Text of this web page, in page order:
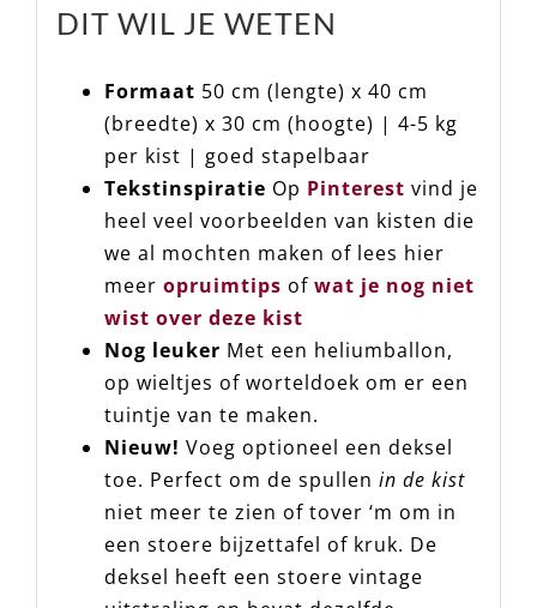
DIT WIL JE WETEN
Formaat50 cm (lengte) x 40 cm
(breedte) x 30 cm (hoogte) | 4-5 kg
per kist | goed stapelbaar
Tekstinspiratie Op Pinterestvind
je heel veel voorbeelden van kisten
die we al mochten maken of lees
hier meeropruimtipsof wat je
nog niet wist over deze kist
Nog leuker Met een heliumballon,
op wieltjes of worteldoek om er
een tuintje van te maken.
Nieuw! Voeg optioneel een deksel
toe. Perfect om de spullen in de kist
niet meer te zien of tover ‘m om in
een stoere bijzettafel of kruk. De
deksel heeft een stoere vintage